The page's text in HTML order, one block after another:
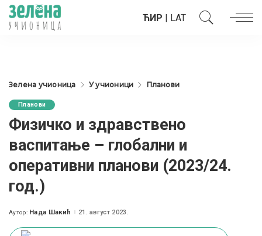
ЋИР | LAT
Зелена учионица У учионици Планови
Планови
Физичко и здравствено
васпитање – глобални и
оперативни планови (2023/24.
год.)
Posted
Аутор: Нада Шакић 21. август 2023.